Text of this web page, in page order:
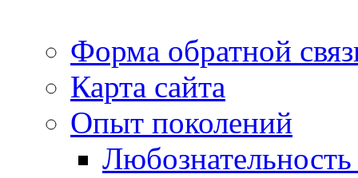
Форма обратной
Карта сайта
Опыт поколений
Любознательность